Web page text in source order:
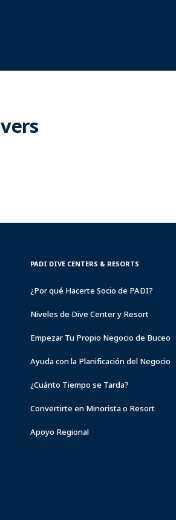
PADI
&
PADI DIVE CENTERS & RESORTS
¿Por qué Hacerte Socio de PADI?
Niveles de Dive Center y Resort
Empezar Tu Propio Negocio de Buceo
Ayuda con la Planificación del Negocio
¿Cuánto Tiempo se Tarda?
Convertirte en Minorista o Resort
Apoyo Regional